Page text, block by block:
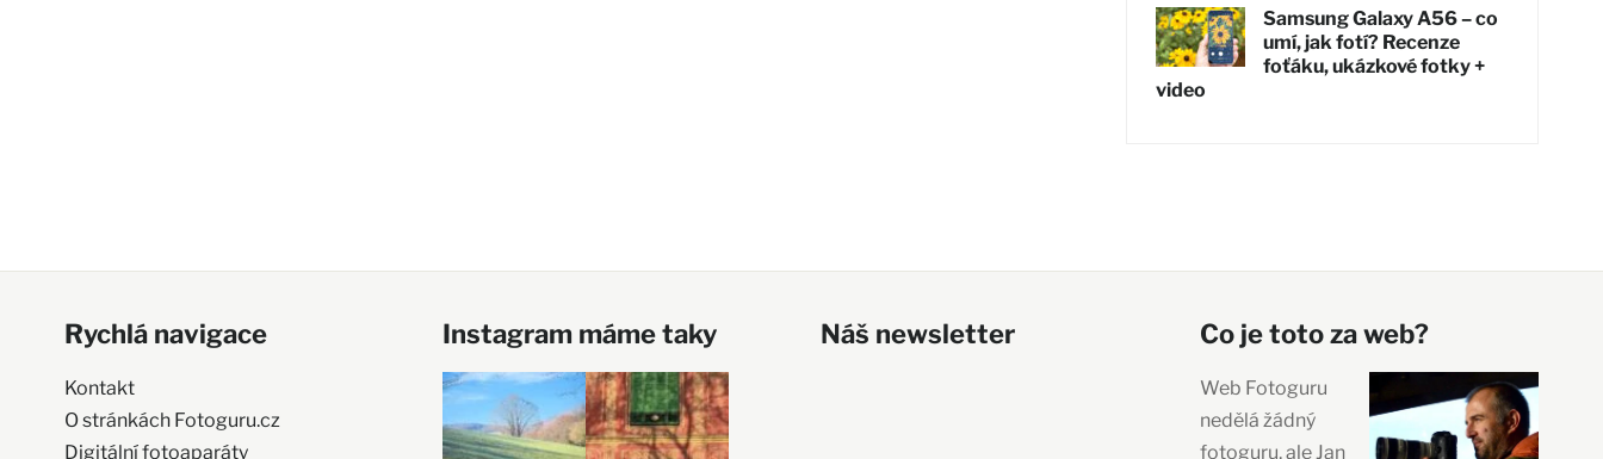
Samsung Galaxy A56 – co
umí, jak fotí? Recenze
foťáku, ukázkové fotky +
video
Rychlá navigace
Kontakt
O stránkách Fotoguru.cz
Digitální fotoaparáty
Instagram máme taky Náš newsletter Co je toto za web?
Web Fotoguru
nedělá žádný
fotoguru, ale Jan